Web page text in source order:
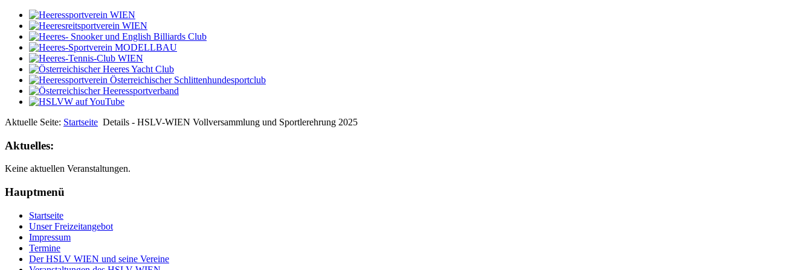
Aktuelle Seite: Startseite Details - HSLV-WIEN Vollversammlung und Sportlerehrung 2025
Aktuelles:
Keine aktuellen Veranstaltungen.
Hauptmenü
Startseite
Unser Freizeitangebot
Impressum
Termine
Der HSLV WIEN und seine Vereine